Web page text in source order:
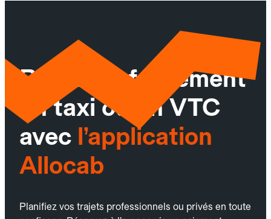
Réservez facilement
un taxi ou un VTC
avec l’application
Allocab
Planifiez vos trajets professionnels ou privés en toute